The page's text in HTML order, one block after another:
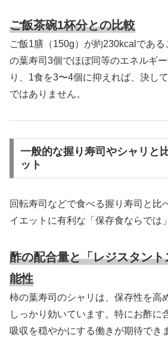
ご飯茶碗1杯分との比較
ご飯1膳（150g）が約230kcalであ
の葉寿司3個でほぼ同等のエネルギ
り、1食を3〜4個に抑えれば、決し
ではありません。
一般的な握り寿司やシャリと
ット
回転寿司などで食べる握り寿司と比
イエットに有利な「保存食ならでは
酢の配合量と「レジスタン
能性
柿の葉寿司のシャリは、保存性を高
しっかり効いています。特にお酢に
吸収を穏やかにする働きが期待でき